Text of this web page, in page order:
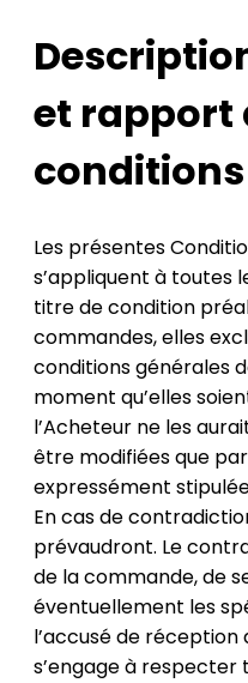
et rapport
Les présentes
s’appliquent à toutes
titre de condition
commandes, elles
conditions générales
moment qu’elles
l’Acheteur ne les
être modifiées que
expressément
En cas de
prévaudront. Le
de la commande, de
éventuellement les
l’accusé de réception
s’engage à